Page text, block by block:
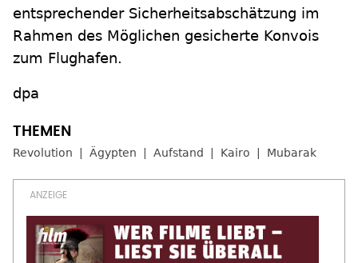
entsprechender Sicherheitsabschätzung im
Rahmen des Möglichen gesicherte Konvois
zum Flughafen.
dpa
Revolution Ägypten Aufstand Kairo Mubarak